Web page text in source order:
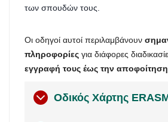
των σπουδών τους.
Οι οδηγοί αυτοί περιλαμβάνουν
πληροφορίες για διάφορες
εγγραφή τους έως την αποφοίτηση
Οδικός Χάρτης